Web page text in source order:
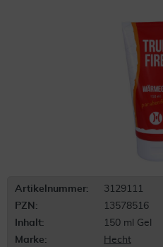
Artikelnummer:
3129111
PZN:
13578516
Inhalt:
150 ml Gel
Marke:
Hecht